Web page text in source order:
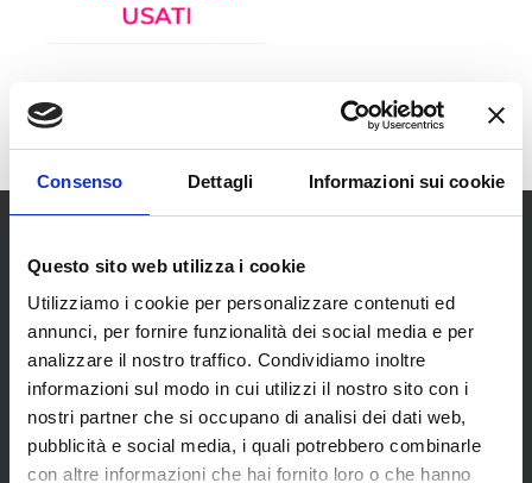
Consenso Dettagli Informazioni sui cookie
Questo sito web utilizza i cookie
Utilizziamo i cookie per personalizzare contenuti ed
annunci, per fornire funzionalità dei social media e per
analizzare il nostro traffico. Condividiamo inoltre
informazioni sul modo in cui utilizzi il nostro sito con i
nostri partner che si occupano di analisi dei dati web,
pubblicità e social media, i quali potrebbero combinarle
con altre informazioni che hai fornito loro o che hanno
SCOPRI I NOSTRI CENTRI
MENU